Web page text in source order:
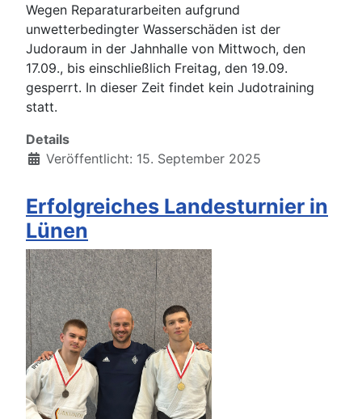
Wegen Reparaturarbeiten aufgrund
unwetterbedingter Wasserschäden ist der
Judoraum in der Jahnhalle von Mittwoch, den
17.09., bis einschließlich Freitag, den 19.09.
gesperrt. In dieser Zeit findet kein Judotraining
statt.
Details
Veröffentlicht: 15. September 2025
Erfolgreiches Landesturnier in
Lünen